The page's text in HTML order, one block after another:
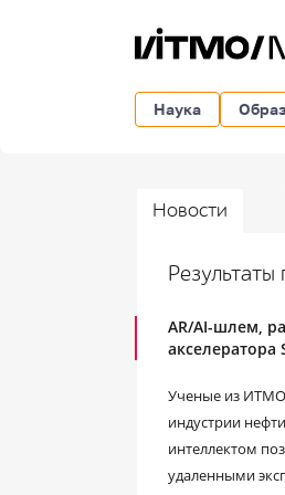
Наука
Новости
Результаты
AR/AI-шлем,
акселератора
Ученые из ИТМО
индустрии
интеллектом
удаленными